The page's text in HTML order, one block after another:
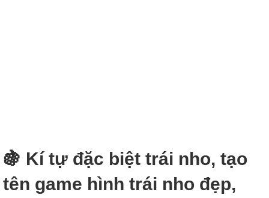
🍇 Kí tự đặc biệt trái nho, tạo
tên game hình trái nho đẹp,